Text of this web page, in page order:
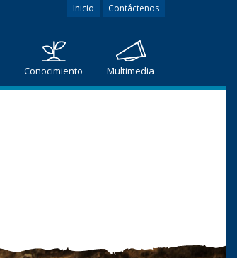
Inicio Contáctenos
Conocimiento Multimedia